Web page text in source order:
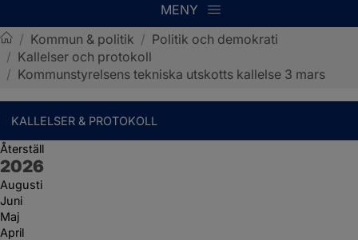
MENY
Sotenäs kommun
/ Kommun & politik / Politik och demokrati
/ Kallelser och protokoll
/ Kommunstyrelsens tekniska utskotts kallelse 3 mars
KALLELSER & PROTOKOLL
Återställ
År:
2026
Augusti
Juni
Maj
April